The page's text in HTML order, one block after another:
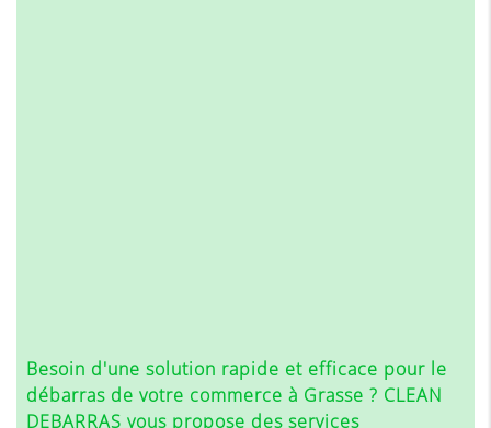
Besoin d'une solution rapide et efficace pour le
débarras de votre commerce à Grasse ? CLEAN
DEBARRAS vous propose des services